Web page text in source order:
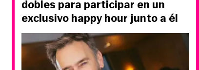
dobles para participar en un
exclusivo happy hour junto a él